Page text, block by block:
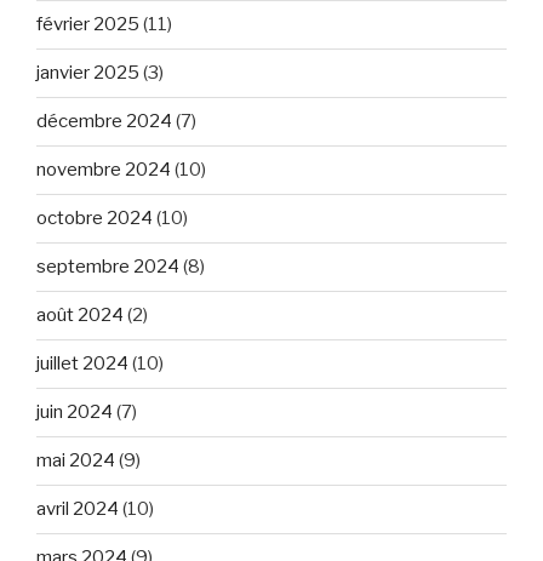
février 2025 (11)
janvier 2025 (3)
décembre 2024 (7)
novembre 2024 (10)
octobre 2024 (10)
septembre 2024 (8)
août 2024 (2)
juillet 2024 (10)
juin 2024 (7)
mai 2024 (9)
avril 2024 (10)